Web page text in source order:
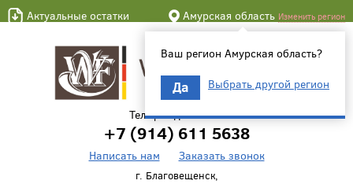
Актуальные остатки Амурская область Изменить регион
Ваш регион Амурская область?
Да Выбрать другой регион
Телефон для связи
+7 (914) 611 5638
Написать нам Заказать звонок
г. Благовещенск,